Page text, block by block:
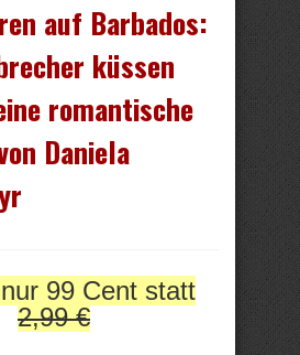
auf Barbados:
küssen
romantische
Daniela
99 Cent statt
2,99 €